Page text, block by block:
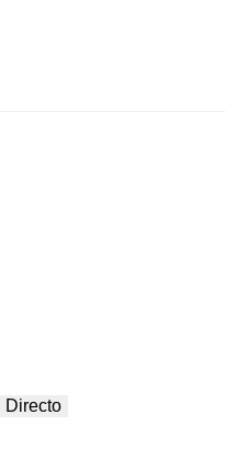
Directo